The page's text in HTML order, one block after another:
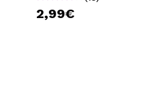
olor estupendo.. Repetire seguro!!!!
2,99€